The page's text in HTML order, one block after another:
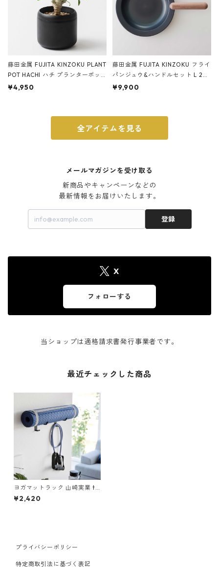
藤田金属 FUJITA KINZOKU PLANT
POT HACHI ハチ プランターポッ
ト 3号 ブラック
¥4,950
藤田金属 FUJITA KINZOKU フライ
パンジュウ&ハンドルセット L 24c
m ガス火・IH対応 鉄フライパン
¥9,900
全アイテムを見る
メールマガジンを受け取る
新商品やキャンペーンなどの
最新情報をお届けいたします。
登録
X
フォローする
当ショップは適格請求書発行事業者です。
最近チェックした商品
ヨガマットラック 山崎実業 to
wer タワー 石こうボード壁対
応ウォールヨガマットハンガ
¥2,420
プライバシーポリシー
特定商取引法に基づく表記